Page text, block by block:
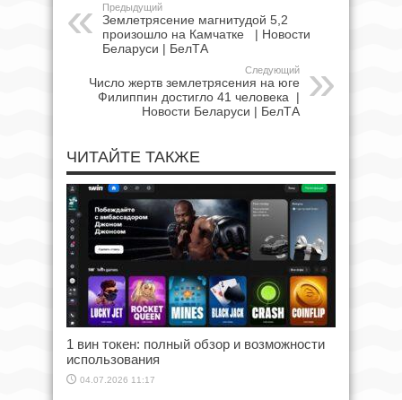
Предыдущий
Землетрясение магнитудой 5,2
произошло на Камчатке | Новости
Беларуси | БелТА
Следующий
Число жертв землетрясения на юге
Филиппин достигло 41 человека |
Новости Беларуси | БелТА
ЧИТАЙТЕ ТАКЖЕ
1 вин токен: полный обзор и возможности
использования
04.07.2026 11:17